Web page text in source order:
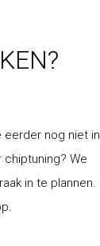
eerder nog niet in
We
in te plannen.